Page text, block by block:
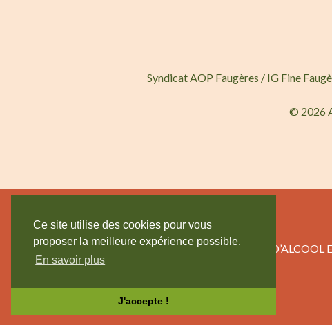
Ce site utilise des cookies pour vous
proposer la meilleure expérience possible.
En savoir plus
J'accepte !
Syndicat AOP Faugères / IG Fine
© 2026
L’ABUS